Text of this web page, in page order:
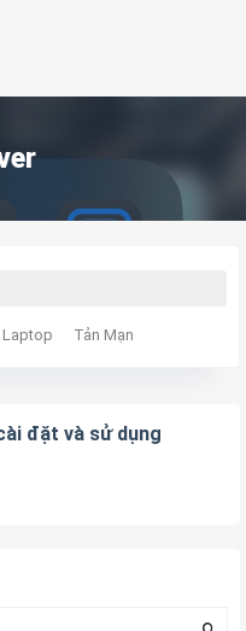
Laptop Tản Mạn
đặt và sử dụng